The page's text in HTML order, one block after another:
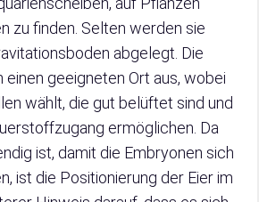
zu finden. Selten werden sie
abgelegt. Die
geeigneten Ort aus, wobei
wählt, die gut belüftet sind und
ermöglichen. Da
ist, damit die Embryonen sich
ist die Positionierung der Eier im